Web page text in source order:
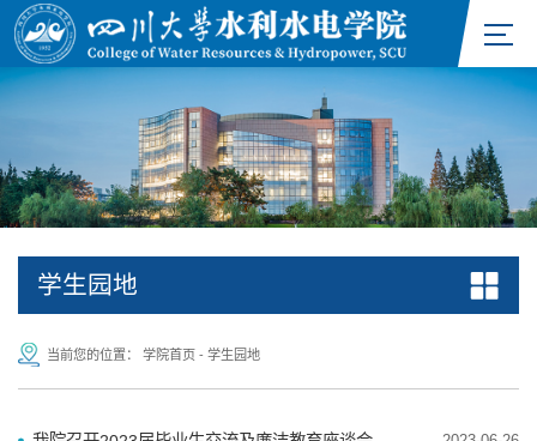
学生园地
当前您的位置： 学院首页 - 学生园地